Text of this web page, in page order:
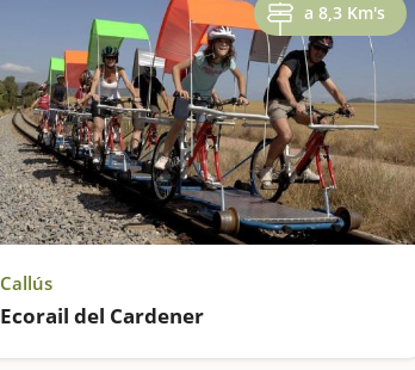
a 8,3 Km's
Callús
Ecorail del Cardener